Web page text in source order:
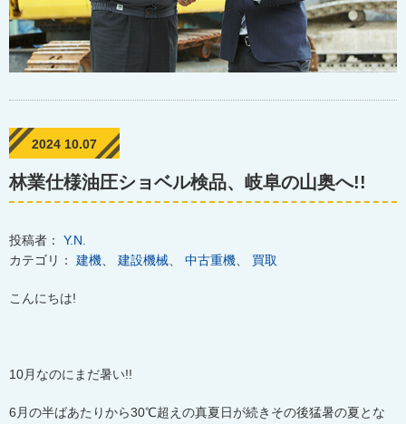
2024 10.07
林業仕様油圧ショベル検品、岐阜の山奥へ!!
投稿者： Y.N.
カテゴリ： 建機 建設機械 中古重機 買取
こんにちは!
10月なのにまだ暑い!!
6 月の半ばあたりから30℃超えの真夏日が続きその後猛暑の夏とな